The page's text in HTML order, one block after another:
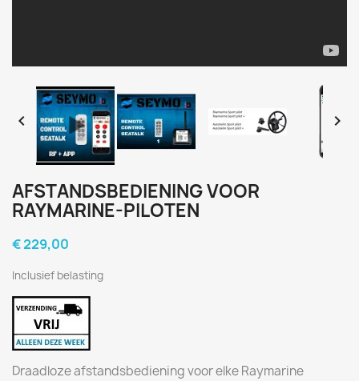
 
AFSTANDSBEDIENING VOOR
RAYMARINE-PILOTEN
€ 229,00
Inclusief belasting
Draadloze afstandsbediening voor elke Raymarine